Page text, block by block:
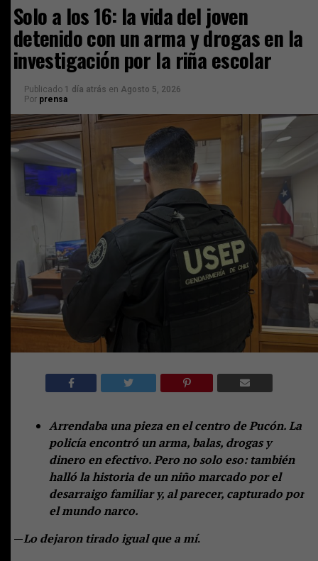
Solo a los 16: la vida del joven
detenido con un arma y drogas en la
investigación por la riña escolar
Publicado 1 día atrás en Agosto 5, 2026
Por prensa
Arrendaba una pieza en el centro de Pucón. La
policía encontró un arma, balas, drogas y
dinero en efectivo. Pero no solo eso: también
halló la historia de un niño marcado por el
desarraigo familiar y, al parecer, capturado por
el mundo narco.
—Lo dejaron tirado igual que a mí.